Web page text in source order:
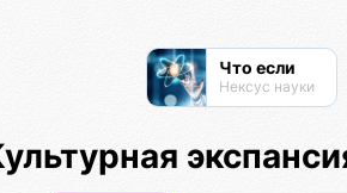
Что если
Нексус науки